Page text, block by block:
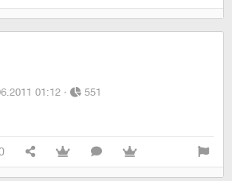
01:12 · 551